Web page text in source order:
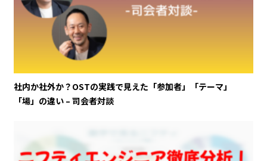
社内か社外か？OSTの実践で見えた「参加者」「テーマ」
「場」の違い – 司会者対談